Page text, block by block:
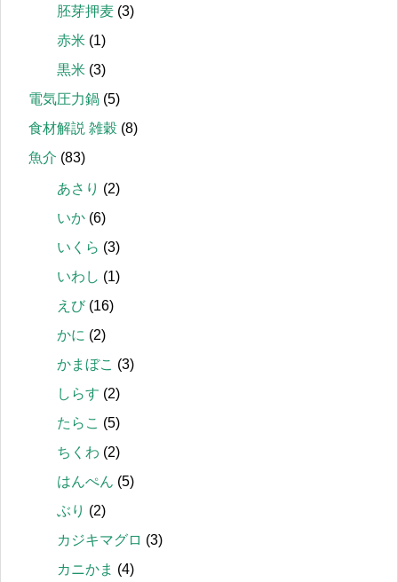
胚芽押麦 (3)
赤米 (1)
黒米 (3)
電気圧力鍋 (5)
食材解説 雑穀 (8)
魚介 (83)
あさり (2)
いか (6)
いくら (3)
いわし (1)
えび(16)
かに (2)
かまぼこ (3)
しらす (2)
たらこ (5)
ちくわ (2)
はんぺん (5)
ぶり (2)
カジキマグロ (3)
カニかま (4)